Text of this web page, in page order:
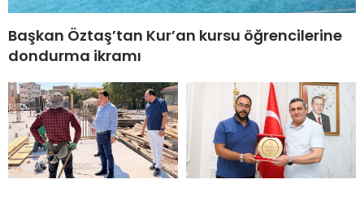
Başkan Öztaş’tan Kur’an kursu öğrencilerine
dondurma ikramı